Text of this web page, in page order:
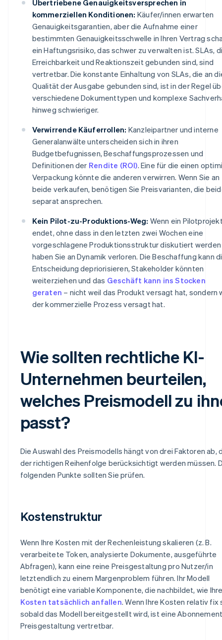
Übertriebene Genauigkeitsversprechen in
kommerziellen Konditionen: Käufer/innen erwarten
Genauigkeitsgarantien, aber die Aufnahme einer
bestimmten Genauigkeitsschwelle in Ihren Vertrag
ein Haftungsrisiko, das schwer zu verwalten ist. SLAs,
Erreichbarkeit und Reaktionszeit gebunden sind, sind
vertretbar. Die konstante Einhaltung von SLAs, die an
Qualität der Ausgabe gebunden sind, ist in der Regel
verschiedene Dokumenttypen und komplexe
hinweg schwieriger.
Verwirrende Käuferrollen: Kanzleipartner und interne
Generalanwälte unterscheiden sich in ihren
Budgetbefugnissen, Beschaffungsprozessen und
Definitionen der Rendite (ROI). Eine für die einen
Verpackung könnte die anderen verwirren. Wenn Sie an
beide verkaufen, benötigen Sie Preisvarianten, die
separat ansprechen.
Kein Pilot-zu-Produktions-Weg: Wenn ein
endet, ohne dass in den letzten zwei Wochen eine
vorgeschlagene Produktionsstruktur diskutiert werden
haben Sie an Dynamik verloren. Die Beschaffung kann
Entscheidung depriorisieren, Stakeholder könnten
weiterziehen und das Geschäft kann ins Stocken
geraten – nicht weil das Produkt versagt hat, sondern
der kommerzielle Prozess versagt hat.
Wie sollten rechtliche KI-
Unternehmen beurteilen,
welches Preismodell zu
passt?
Die Auswahl des Preismodells hängt von drei Faktoren ab,
der richtigen Reihenfolge berücksichtigt werden müssen.
folgenden Punkte sollten Sie prüfen.
Kostenstruktur
Wenn Ihre Kosten mit der Rechenleistung skalieren (z. B.
verarbeitete Token, analysierte Dokumente, ausgeführte
Abfragen), kann eine reine Preisgestaltung pro Nutzer/in
letztendlich zu einem Margenproblem führen. Ihr Modell
benötigt eine variable Komponente, die nachbildet, wie
Kosten tatsächlich anfallen. Wenn Ihre Kosten relativ fix
sobald das Modell bereitgestellt wird, ist eine
Preisgestaltung vertretbar.